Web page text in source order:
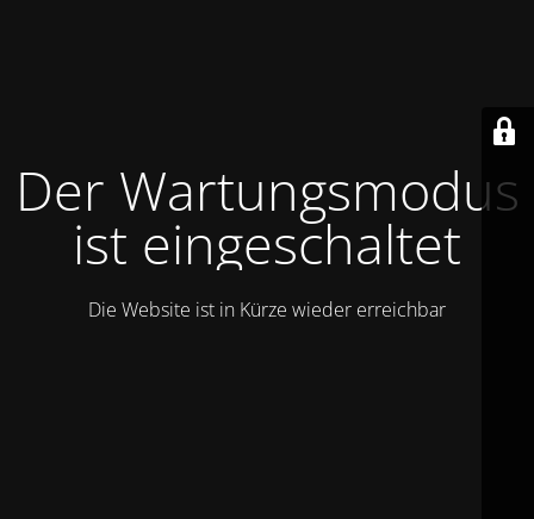
Der Wartungsmodus
ist eingeschaltet
Die Website ist in Kürze wieder erreichbar